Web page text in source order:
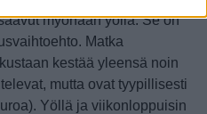
myöhään yöllä. Se on
Matka
kestää yleensä noin
mutta ovat tyypillisesti
Yöllä ja viikonloppuisin